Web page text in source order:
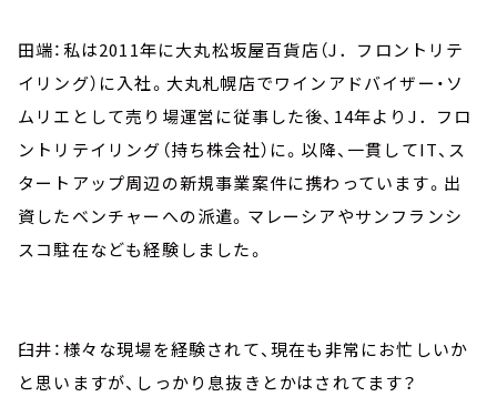
田端：私は2011年に大丸松坂屋百貨店（J．フロントリテ
イリング）に入社。大丸札幌店でワインアドバイザー・ソ
ムリエとして売り場運営に従事した後、14年よりJ．フロ
ントリテイリング（持ち株会社）に。以降、一貫してIT、ス
タートアップ周辺の新規事業案件に携わっています。出
資したベンチャーへの派遣。マレーシアやサンフランシ
スコ駐在なども経験しました。
臼井：様々な現場を経験されて、現在も非常にお忙しいか
と思いますが、しっかり息抜きとかはされてます？